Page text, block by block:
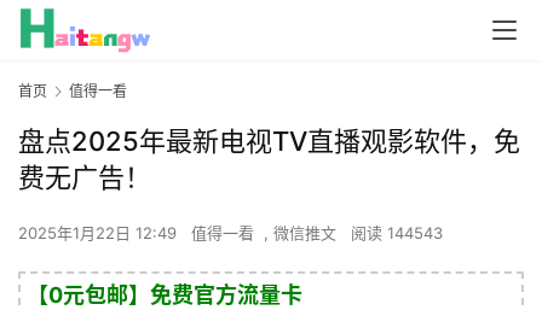
首页 值得一看
盘点2025年最新电视TV直播观影软件，免
费无广告！
2025年1月22日 12:49 值得一看 , 微信推文 阅读 144543
【0元包邮】免费官方流量卡